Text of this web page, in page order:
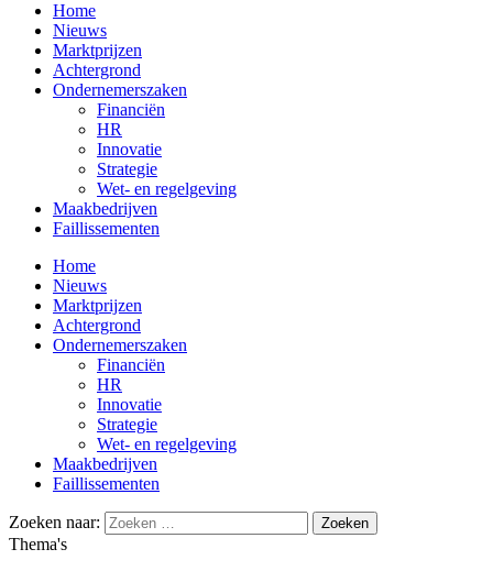
Home
Nieuws
Marktprijzen
Achtergrond
Ondernemerszaken
Financiën
HR
Innovatie
Strategie
Wet- en regelgeving
Maakbedrijven
Faillissementen
Home
Nieuws
Marktprijzen
Achtergrond
Ondernemerszaken
Financiën
HR
Innovatie
Strategie
Wet- en regelgeving
Maakbedrijven
Faillissementen
Zoeken naar:
Thema's